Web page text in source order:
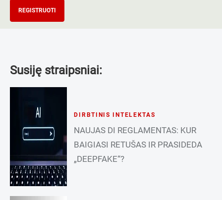
REGISTRUOTI
Susiję straipsniai:
DIRBTINIS INTELEKTAS
NAUJAS DI REGLAMENTAS: KUR
BAIGIASI RETUŠAS IR PRASIDEDA
„DEEPFAKE“?